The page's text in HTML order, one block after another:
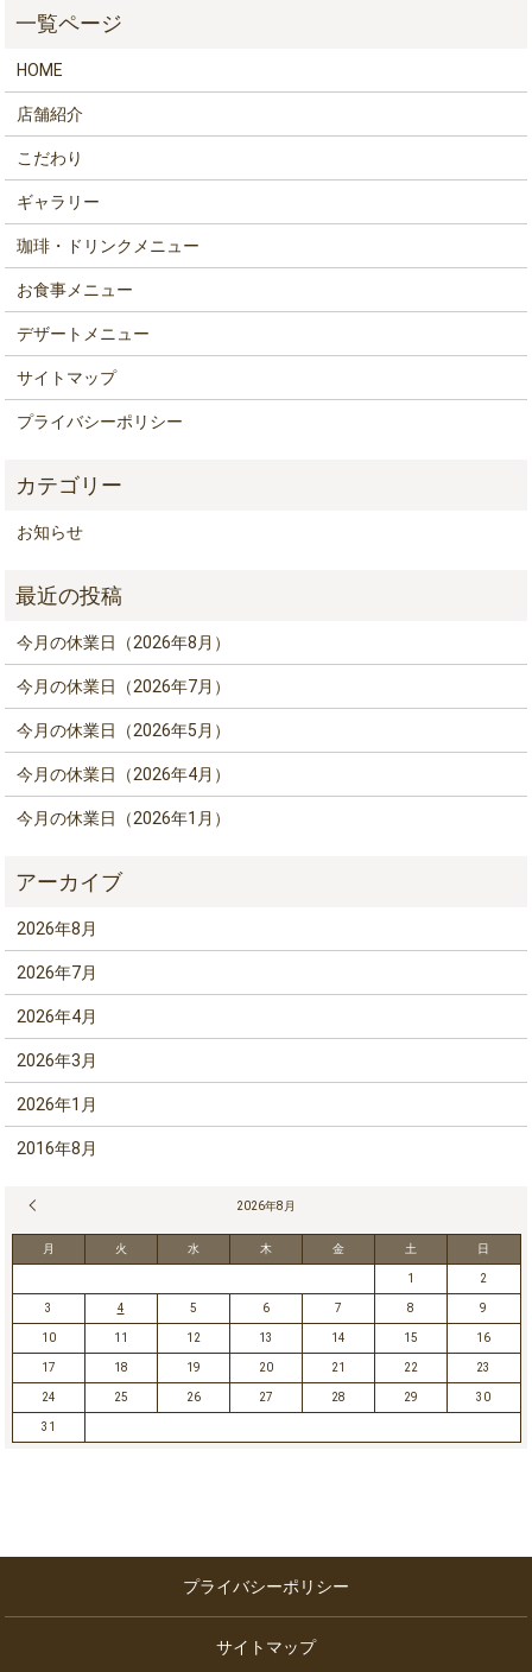
HOME
店舗紹介
こだわり
ギャラリー
珈琲・ドリンクメニュー
お食事メニュー
デザートメニュー
サイトマップ
プライバシーポリシー
お知らせ
今月の休業日（2026年8月）
今月の休業日（2026年7月）
今月の休業日（2026年5月）
今月の休業日（2026年4月）
今月の休業日（2026年1月）
2026年8月
2026年7月
2026年4月
2026年3月
2026年1月
2016年8月
2026年8月
月 火 水 木 金 土 日
1 2
3 4 5 6 7 8 9
10 11 12 13 14 15 16
17 18 19 20 21 22 23
24 25 26 27 28 29 30
31
プライバシーポリシー
サイトマップ